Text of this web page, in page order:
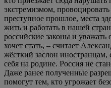
экстремизмом,
преступное прошлое, места
жить и работать в нашей
российские законы и уважать
хочет стать, – считает
жёсткий заслон
себя на родине. Россия не
Даже ранее полученные
помогут тем, кто угрожает